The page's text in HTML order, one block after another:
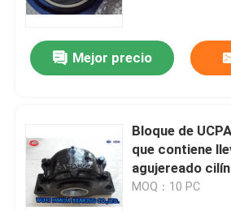
Mejor precio
Bloque de
que contiene
agujereado
almohada
MOQ：10 PC